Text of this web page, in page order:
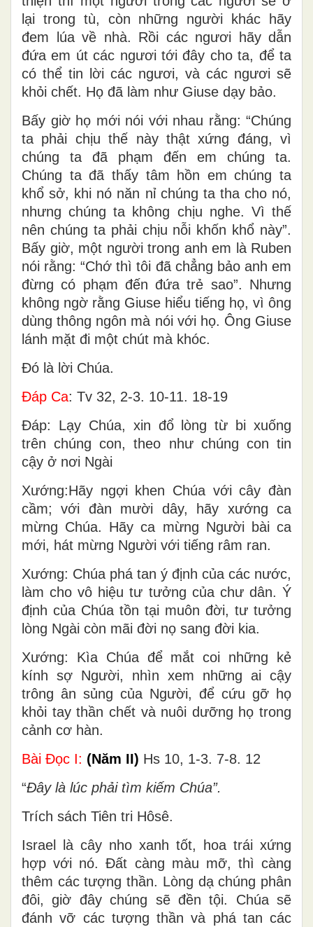
lại trong tù, còn những người khác hãy
đem lúa về nhà. Rồi các ngươi hãy dẫn
đứa em út các ngươi tới đây cho ta, để ta
có thể tin lời các ngươi, và các ngươi sẽ
khỏi chết. Họ đã làm như Giuse dạy bảo.
Bấy giờ họ mới nói với nhau rằng: “Chúng
ta phải chịu thế này thật xứng đáng, vì
chúng ta đã phạm đến em chúng ta.
Chúng ta đã thấy tâm hồn em chúng ta
khổ sở, khi nó năn nỉ chúng ta tha cho nó,
nhưng chúng ta không chịu nghe. Vì thế
nên chúng ta phải chịu nỗi khốn khổ này”.
Bấy giờ, một người trong anh em là Ruben
nói rằng: “Chớ thì tôi đã chẳng bảo anh em
đừng có phạm đến đứa trẻ sao”. Nhưng
không ngờ rằng Giuse hiểu tiếng họ, vì ông
dùng thông ngôn mà nói với họ. Ông Giuse
lánh mặt đi một chút mà khóc.
Ðó là lời Chúa.
Ðáp Ca: Tv 32, 2-3. 10-11. 18-19
Ðáp: Lạy Chúa, xin đổ lòng từ bi xuống
trên chúng con, theo như chúng con tin
cậy ở nơi Ngài
Xướng:Hãy ngợi khen Chúa với cây đàn
cầm; với đàn mười dây, hãy xướng ca
mừng Chúa. Hãy ca mừng Người bài ca
mới, hát mừng Người với tiếng râm ran.
Xướng: Chúa phá tan ý định của các nước,
làm cho vô hiệu tư tưởng của chư dân. Ý
định của Chúa tồn tại muôn đời, tư tưởng
lòng Ngài còn mãi đời nọ sang đời kia.
Xướng: Kìa Chúa để mắt coi những kẻ
kính sợ Người, nhìn xem những ai cậy
trông ân sủng của Người, để cứu gỡ họ
khỏi tay thần chết và nuôi dưỡng họ trong
cảnh cơ hàn.
Bài Ðọc I: (Năm II) Hs 10, 1-3. 7-8. 12
“Ðây là lúc phải tìm kiếm Chúa”.
Trích sách Tiên tri Hôsê.
Israel là cây nho xanh tốt, hoa trái xứng
hợp với nó. Ðất càng màu mỡ, thì càng
thêm các tượng thần. Lòng dạ chúng phân
đôi, giờ đây chúng sẽ đền tội. Chúa sẽ
đánh vỡ các tượng thần và phá tan các